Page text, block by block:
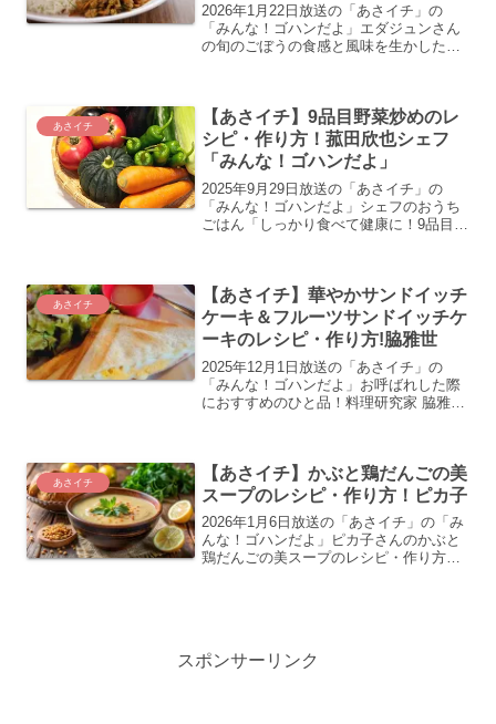
2026年1月22日放送の「あさイチ」の
「みんな！ゴハンだよ」エダジュンさん
の旬のごぼうの食感と風味を生かしたご
あさイチ
【あさイチ】9品目野菜炒めのレ
シピ・作り方！菰田欣也シェフ
「みんな！ゴハンだよ」
2025年9月29日放送の「あさイチ」の
「みんな！ゴハンだよ」シェフのおうち
ごはん「しっかり食べて健康に！9品目野
の紹介をします
あさイチ
【あさイチ】華やかサンドイッチ
ケーキ＆フルーツサンドイッチケ
ーキのレシピ・作り方!脇雅世
2025年12月1日放送の「あさイチ」の
「みんな！ゴハンだよ」お呼ばれした際
におすすめのひと品！料理研究家 脇雅世
あさイチ
【あさイチ】かぶと鶏だんごの美
スープのレシピ・作り方！ピカ子
2026年1月6日放送の「あさイチ」の「み
んな！ゴハンだよ」ピカ子さんのかぶと
鶏だんごの美スープのレシピ・作り方の
スポンサーリンク